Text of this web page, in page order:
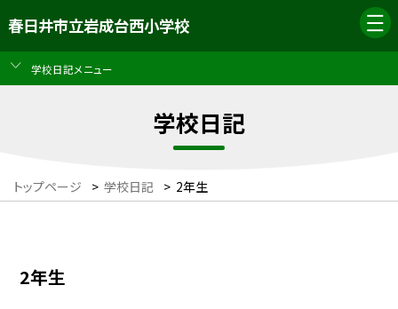
春日井市立岩成台西小学校
学校日記メニュー
学校日記
トップページ > 学校日記 > 2年生
2年生